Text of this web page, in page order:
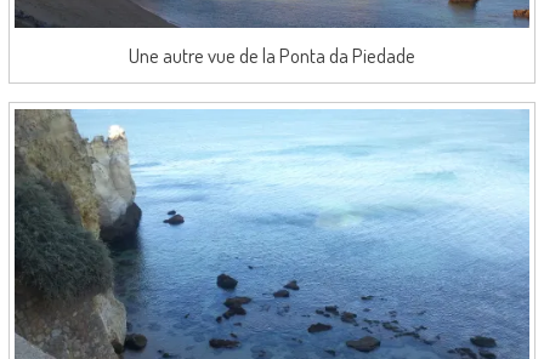
Une autre vue de la Ponta da Piedade